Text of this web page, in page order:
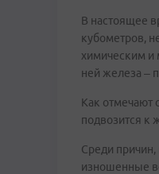
В настоящее
кубометров,
химическим и
ней железа –
Как отмечают
подвозится к
Среди
изношенные